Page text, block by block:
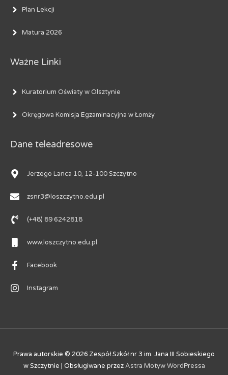
Plan Lekcji
Matura 2026
Ważne Linki
Kuratorium Oświaty w Olsztynie
Okręgowa Komisja Egzaminacyjna w Łomży
Dane teleadresowe
Jerzego Lanca 10, 12-100 Szczytno
zsnr3@loszczytno.edu.pl
(+48) 89 6242818
www.loszczytno.edu.pl
Facebook
Instagram
Prawa autorskie © 2026 Zespół Szkół nr 3 im. Jana III Sobieskiego
w Szczytnie | Obsługiwane przezAstra Motyw WordPressa